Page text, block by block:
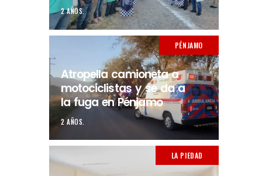
2 AÑOS.
PÉNJAMO
Atropella camioneta a
motociclistas y se da a
la fuga en Pénjamo
2 AÑOS.
LA PIEDAD